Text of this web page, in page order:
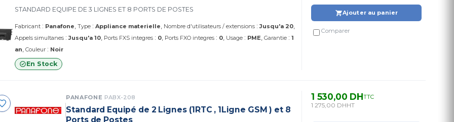
STANDARD EQUIPE DE 3 LIGNES ET 8 PORTS DE POSTES
Fabricant : Panafone Type : Appliance materielle Nombre d'utilisateurs / extensions :Jusqu'a 20
Appels simultanes :Jusqu'a 10 Ports FXS integres : 0 Ports FXO integres : 0 Usage : PME Garantie : 1
an Couleur : Noir
En Stock
Ajouter au panier
Comparer
PANAFONE PABX-208
Standard Equipé de 2 Lignes (1RTC , 1Ligne GSM ) et 8
Ports de Postes
1 530,00 DHTTC
1 275,00 DHHT